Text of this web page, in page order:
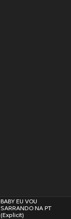
BABY EU VOU
SARRANDO NA PT
(Explicit)